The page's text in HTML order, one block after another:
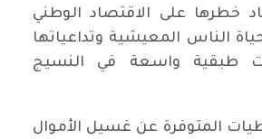
خطرها على الاقتصاد الوطني
الناس المعيشية وتداعياتها
طبقية واسعة في النسيج
المتوفرة عن غسيل الأموال